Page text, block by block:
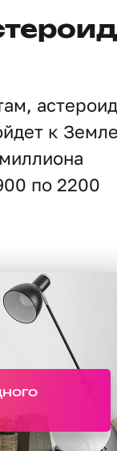
астероид
к
по 2200